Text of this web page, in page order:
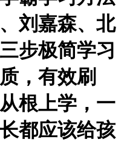
刘嘉森、北
步极简学习
，有效刷
根上学，一
都应该给孩